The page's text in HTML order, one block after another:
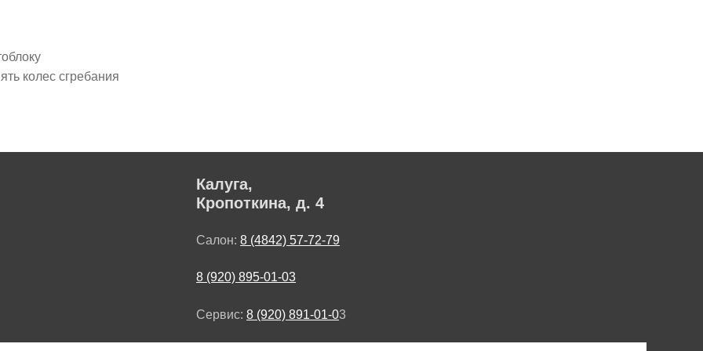
колес сгребания
Калуга,
Кропоткина, д. 4
Салон:8 (4842) 57-72-79
8 (920) 895-01-03
Сервис:8 (920) 891-01-03